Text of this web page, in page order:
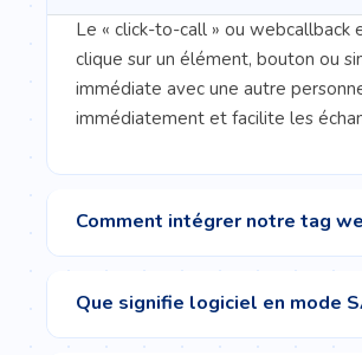
Le « click-to-call » ou
clique sur un élément, bouton ou
immédiate avec une autre
immédiatement et facilite les
Comment intégrer notre tag
Que signifie logiciel en mode